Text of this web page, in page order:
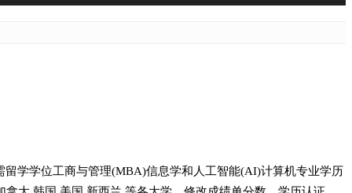
学学位工商与管理(MBA)信息学和人工智能(AI)计算机专业学历